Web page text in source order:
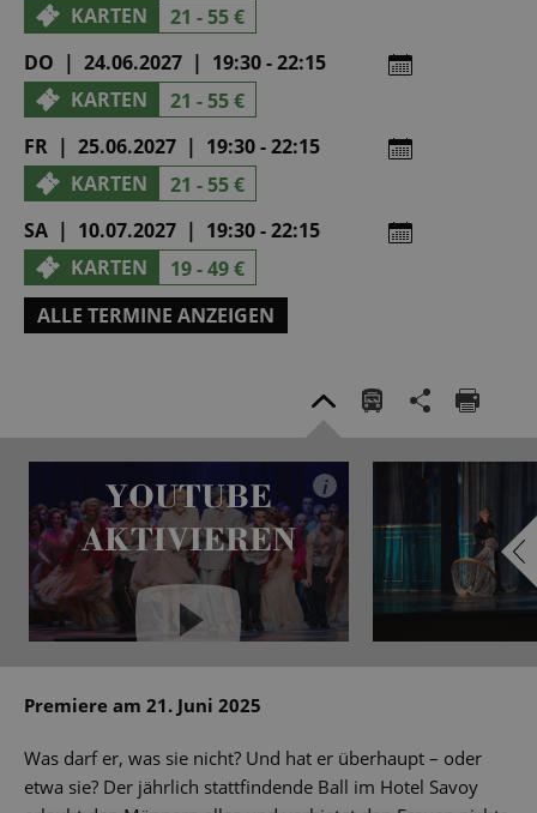
KARTEN
21 - 55 €
DO | 24.06.2027 | 19:30 - 22:15
KARTEN
21 - 55 €
FR | 25.06.2027 | 19:30 - 22:15
KARTEN
21 - 55 €
SA | 10.07.2027 | 19:30 - 22:15
KARTEN
19 - 49 €
ALLE TERMINE ANZEIGEN
YOUTUBE
AKTIVIEREN
i
Premiere am 21. Juni 2025
Was darf er, was sie nicht? Und hat er überhaupt – oder
etwa sie? Der jährlich stattfindende Ball im Hotel Savoy